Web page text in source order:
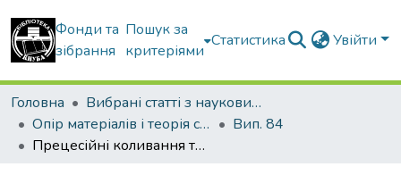
Фонди та
зібрання
Пошук за
критеріями
Статистика Увійти
Головна
Вибрані статті з наукових збірників КНУБА
Опір матеріалів і теорія споруд
Вип. 84
Прецесійні коливання тонких кругових пластин змінної товщини